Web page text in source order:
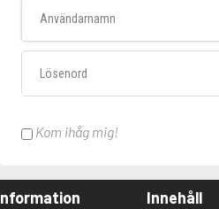
Kom ihåg mig!
Innehåll